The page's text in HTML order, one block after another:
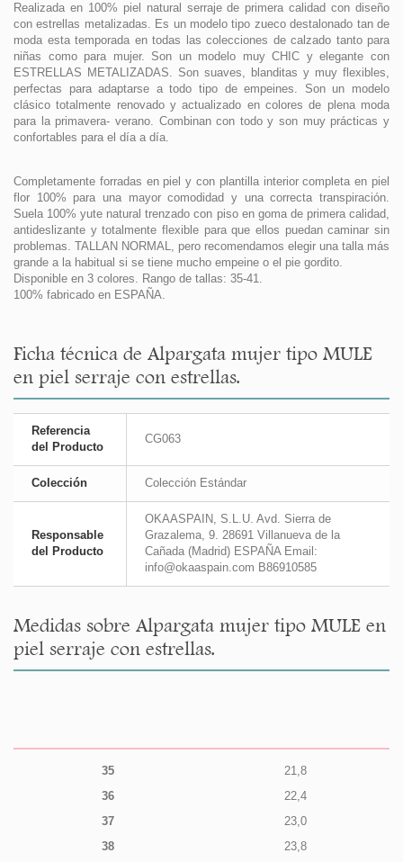
Realizada en 100% piel natural serraje de primera calidad con diseño
con estrellas metalizadas. Es un modelo tipo zueco destalonado tan de
moda esta temporada en todas las colecciones de calzado tanto para
niñas como para mujer. Son un modelo muy CHIC y elegante con
ESTRELLAS METALIZADAS. Son suaves, blanditas y muy flexibles,
perfectas para adaptarse a todo tipo de empeines. Son un modelo
clásico totalmente renovado y actualizado en colores de plena moda
para la primavera- verano. Combinan con todo y son muy prácticas y
confortables para el día a día.
Completamente forradas en piel y con plantilla interior completa en piel
flor 100% para una mayor comodidad y una correcta transpiración.
Suela 100% yute natural trenzado con piso en goma de primera calidad,
antideslizante y totalmente flexible para que ellos puedan caminar sin
problemas. TALLAN NORMAL, pero recomendamos elegir una talla más
grande a la habitual si se tiene mucho empeine o el pie gordito.
Disponible en 3 colores. Rango de tallas: 35-41.
100% fabricado en ESPAÑA.
Ficha técnica de Alpargata mujer tipo MULE
en piel serraje con estrellas.
Referencia
del Producto
CG063
Colección Colección Estándar
Responsable
del Producto
OKAASPAIN, S.L.U. Avd. Sierra de
Grazalema, 9. 28691 Villanueva de la
Cañada (Madrid) ESPAÑA Email:
info@okaaspain.com B86910585
Medidas sobre Alpargata mujer tipo MULE en
piel serraje con estrellas.
35
21,8
36
22,4
37
23,0
38
23,8